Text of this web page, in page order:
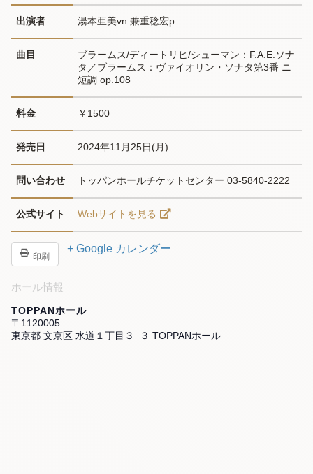
出演者 湯本亜美vn 兼重稔宏p
曲目
ブラームス/ディートリヒ/シューマン：F.A.E.ソナ
タ／ブラームス：ヴァイオリン・ソナタ第3番 ニ
短調 op.108
料金 ￥1500
発売日 2024年11月25日(月)
問い合わせ トッパンホールチケットセンター 03-5840-2222
公式サイト Webサイトを見る
印刷
+ Google カレンダー
ホール情報
TOPPANホール
〒1120005
東京都 文京区 水道１丁目３−３ TOPPANホール